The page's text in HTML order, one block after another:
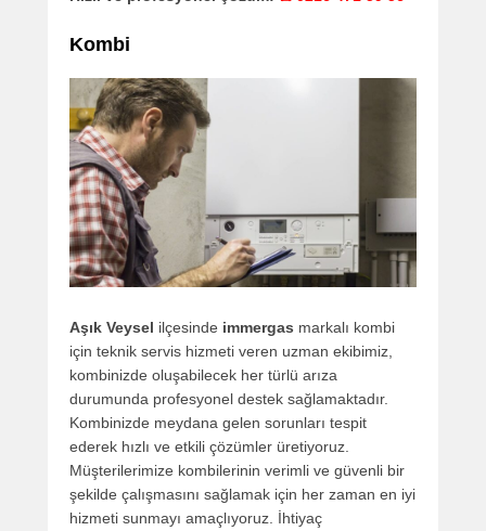
Kombi
Aşık Veysel ilçesinde immergas markalı kombi
için teknik servis hizmeti veren uzman ekibimiz,
kombinizde oluşabilecek her türlü arıza
durumunda profesyonel destek sağlamaktadır.
Kombinizde meydana gelen sorunları tespit
ederek hızlı ve etkili çözümler üretiyoruz.
Müşterilerimize kombilerinin verimli ve güvenli bir
şekilde çalışmasını sağlamak için her zaman en iyi
hizmeti sunmayı amaçlıyoruz. İhtiyaç